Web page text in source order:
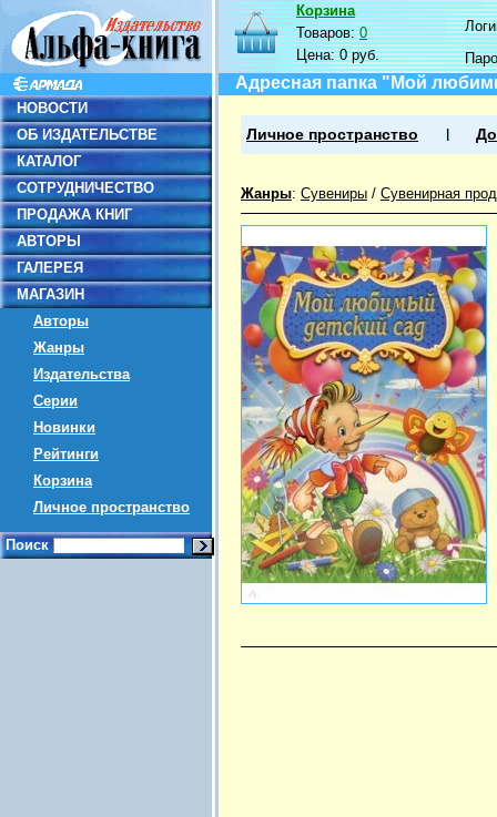
НОВОСТИ
ОБ ИЗДАТЕЛЬСТВЕ
КАТАЛОГ
СОТРУДНИЧЕСТВО
ПРОДАЖА КНИГ
АВТОРЫ
ГАЛЕРЕЯ
МАГАЗИН
Авторы
Жанры
Издательства
Серии
Новинки
Рейтинги
Корзина
Личное пространство
Поиск
Корзина
Товаров:0
Цена:0 руб.
Адресная папка "Мой
Личное пространство
Жанры: Сувениры / Сувенирная